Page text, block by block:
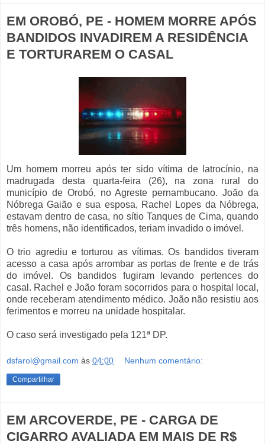
EM OROBÓ, PE - HOMEM MORRE APÓS
BANDIDOS INVADIREM A RESIDÊNCIA
E TORTURAREM O CASAL
Um homem morreu após ter sido vítima de latrocínio, na
madrugada desta quarta-feira (26), na zona rural do
município de Orobó, no Agreste pernambucano. João da
Nóbrega Gaião e sua esposa, Rachel Lopes da Nóbrega,
estavam dentro de casa, no sítio Tanques de Cima, quando
três homens, não identificados, teriam invadido o imóvel.
O trio agrediu e torturou as vítimas. Os bandidos tiveram
acesso a casa após arrombar as portas de frente e de trás
do imóvel. Os bandidos fugiram levando pertences do
casal. Rachel e João foram socorridos para o hospital local,
onde receberam atendimento médico. João não resistiu aos
ferimentos e morreu na unidade hospitalar.
O caso será investigado pela 121ª DP.
dsfarol@gmail.com às 04:00 Nenhum comentário:
Compartilhar
EM ARCOVERDE, PE - CARGA DE
CIGARRO AVALIADA EM MAIS DE R$